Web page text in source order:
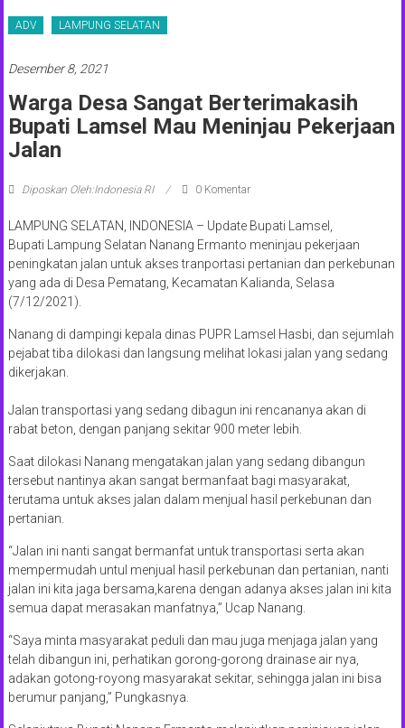
ADV LAMPUNG SELATAN
Desember 8, 2021
Warga Desa Sangat Berterimakasih
Bupati Lamsel Mau Meninjau Pekerjaan
Jalan
Diposkan Oleh:Indonesia RI 0 Komentar
LAMPUNG SELATAN, INDONESIA – Update Bupati Lamsel,
Bupati Lampung Selatan Nanang Ermanto meninjau pekerjaan
peningkatan jalan untuk akses tranportasi pertanian dan perkebunan
yang ada di Desa Pematang, Kecamatan Kalianda, Selasa
(7/12/2021).
Nanang di dampingi kepala dinas PUPR Lamsel Hasbi, dan sejumlah
pejabat tiba dilokasi dan langsung melihat lokasi jalan yang sedang
dikerjakan.
Jalan transportasi yang sedang dibagun ini rencananya akan di
rabat beton, dengan panjang sekitar 900 meter lebih.
Saat dilokasi Nanang mengatakan jalan yang sedang dibangun
tersebut nantinya akan sangat bermanfaat bagi masyarakat,
terutama untuk akses jalan dalam menjual hasil perkebunan dan
pertanian.
“Jalan ini nanti sangat bermanfat untuk transportasi serta akan
mempermudah untul menjual hasil perkebunan dan pertanian, nanti
jalan ini kita jaga bersama,karena dengan adanya akses jalan ini kita
semua dapat merasakan manfatnya,” Ucap Nanang.
“Saya minta masyarakat peduli dan mau juga menjaga jalan yang
telah dibangun ini, perhatikan gorong-gorong drainase air nya,
adakan gotong-royong masyarakat sekitar, sehingga jalan ini bisa
berumur panjang,” Pungkasnya.